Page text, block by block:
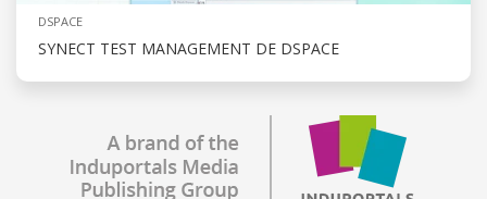
DSPACE
SYNECT TEST MANAGEMENT DE DSPACE